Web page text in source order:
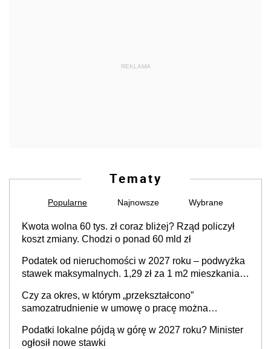
REKLAMA
Tematy
Popularne Najnowsze Wybrane
Kwota wolna 60 tys. zł coraz bliżej? Rząd policzył
koszt zmiany. Chodzi o ponad 60 mld zł
Podatek od nieruchomości w 2027 roku – podwyżka
stawek maksymalnych. 1,29 zł za 1 m2 mieszkania,
prowadzeniem działalności gospodarczej
Czy za okres, w którym „przekształcono”
samozatrudnienie w umowę o pracę można
cywilnoprawnej jedynym racjonalnym wyjściem
Podatki lokalne pójdą w górę w 2027 roku? Minister
ogłosił nowe stawki